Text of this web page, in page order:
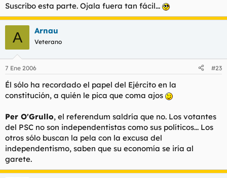
Suscribo esta parte. Ojala fuera tan fácil...
A Arnau
Veterano
7 Ene 2006 #23
Él sólo ha recordado el papel del Ejército en la
constitución, a quién le pica que coma ajos
Per O'Grullo, el referendum saldría que no. Los votantes
del PSC no son independentistas como sus políticos... Los
otros sólo buscan la pela con la excusa del
independentismo, saben que su economía se iría al
garete.